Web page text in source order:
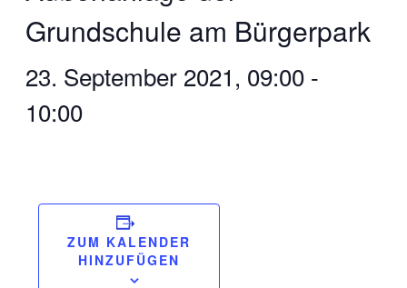
Grundschule am Bürgerpark
23. September 2021, 09:00-
10:00
ZUM KALENDER
HINZUFÜGEN